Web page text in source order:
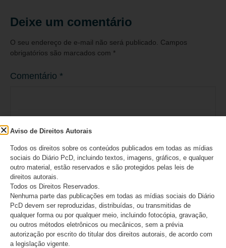
Deixe um comentário
O seu endereço de e-mail não será publicado.
Campos
obrigatórios são marcados com *
Comentário *
Nome*
Aviso de Direitos Autorais
Todos os direitos sobre os conteúdos publicados em todas as mídias
sociais do Diário PcD, incluindo textos, imagens, gráficos, e qualquer
outro material, estão reservados e são protegidos pelas leis de
direitos autorais.
Todos os Direitos Reservados.
Nenhuma parte das publicações em todas as mídias sociais do Diário
PcD devem ser reproduzidas, distribuídas, ou transmitidas de
qualquer forma ou por qualquer meio, incluindo fotocópia, gravação,
ou outros métodos eletrônicos ou mecânicos, sem a prévia
autorização por escrito do titular dos direitos autorais, de acordo com
a legislação vigente.